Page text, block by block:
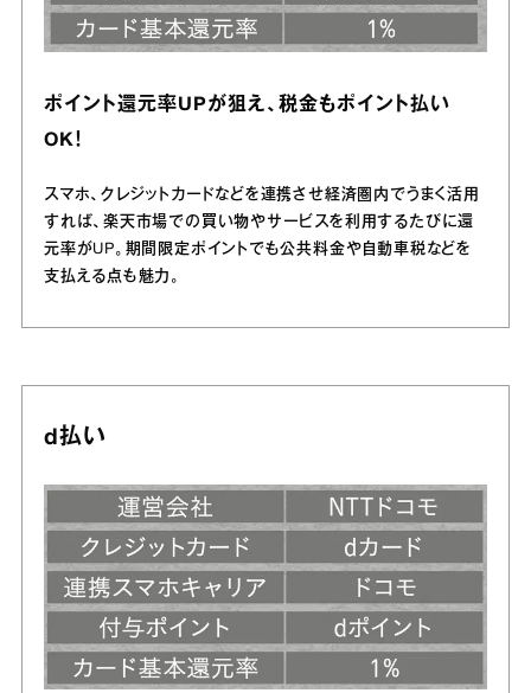
ポイント還元率UPが狙え、税金もポイント払い
OK！
スマホ、クレジットカードなどを連携させ経済圏内でうまく活用
すれば、楽天市場での買い物やサービスを利用するたびに還
元率がUP。期間限定ポイントでも公共料金や自動車税などを
支払える点も魅力。
d払い